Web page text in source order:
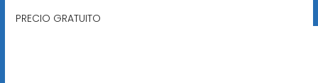
PRECIO GRATUITO